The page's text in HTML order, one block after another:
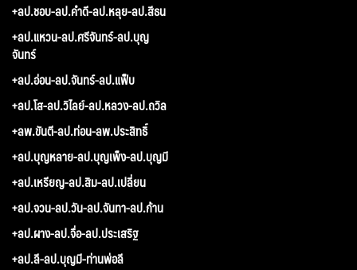
+ลป.ชอบ-ลป.คำดี-ลป.หลุย-ลป.สีธน
+ลป.แหวน-ลป.ศรีจันทร์-ลป.บุญ
จันทร์
+ลป.อ่อน-ลป.จันทร์-ลป.แฟ็บ
+ลป.โส-ลป.วิไลย์-ลป.หลวง-ลป.ถวิล
+ลพ.ขันตี-ลป.ท่อน-ลพ.ประสิทธิ์
+ลป.บุญหลาย-ลป.บุญเพ็ง-ลป.บุญมี
+ลป.เหรียญ-ลป.สิม-ลป.เปลี่ยน
+ลป.จวน-ลป.วัน-ลป.จันทา-ลป.ก้าน
+ลป.ผาง-ลป.จื่อ-ลป.ประเสริฐ
+ลป.ลี-ลป.บุญมี-ท่านพ่อลี